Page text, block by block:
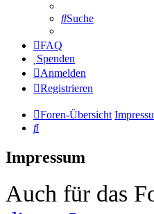
Suche
FAQ
Spenden
Anmelden
Registrieren
Foren-Übersicht
Suche
Impressum
Auch für das